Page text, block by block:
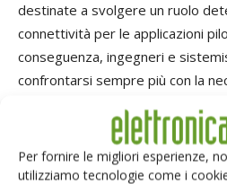
Per fornire le migliori esperienze,
utilizziamo tecnologie come i
destinate a svolgere un ruolo
connettività per le applicazioni
conseguenza, ingegneri e
confrontarsi sempre più con la
soluzione si basa sui transceiver
a frequenze sub-GHz. Andare su
buona scelta rispetto ad altre